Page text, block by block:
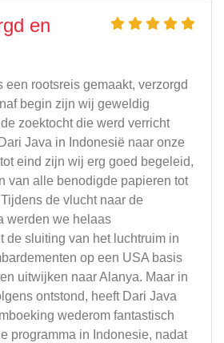
en
een rootsreis gemaakt, verzorgd
begin zijn wij geweldig
zoektocht die werd verricht
Java in Indonesië naar onze
eind zijn wij erg goed begeleid,
van alle benodigde papieren tot
de vlucht naar de
werden we helaas
de sluiting van het luchtruim in
op een USA basis
uitwijken naar Alanya. Maar in
ontstond, heeft Dari Java
wederom fantastisch
programma in Indonesie, nadat